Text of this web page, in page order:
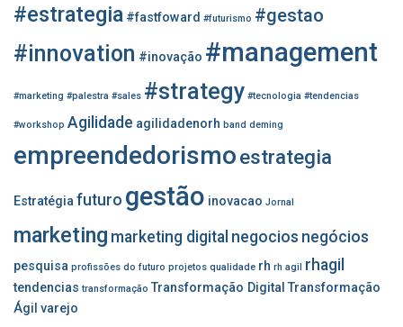
r
o
#estrategia #fastfoward #futurismo #gestao
#innovation #inovação #management
#marketing #palestra #sales #strategy #tecnologia #tendencias
#workshop Agilidade agilidadenorh band deming
empreendedorismoestrategia
Estratégiafuturo gestão inovacao Jornal
marketing marketing digital negocios negócios
pesquisa profissões do futuro projetos qualidade rh rh agil rhagil
tendencias transformação Transformação Digital Transformação
Ágil varejo